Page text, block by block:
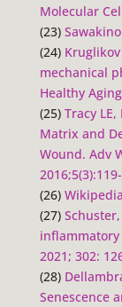
Molecular
(23)
(24)
mechanical
Healthy Aging
(25) Tracy
Matrix and
Wound. Adv
(26)
(27) Schuster,
2021; 302:
(28)
Senescence